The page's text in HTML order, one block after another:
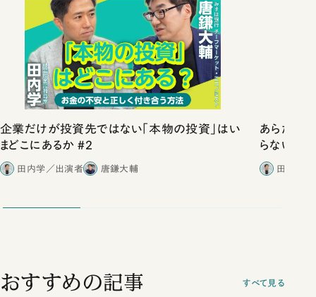
企業だけが投資先ではない「本物の投資」はい
まどこにあるか #2
田内学／出演者 唐鎌大輔
あらため
らない腐
田内学
おすすめの記事 すべて見る